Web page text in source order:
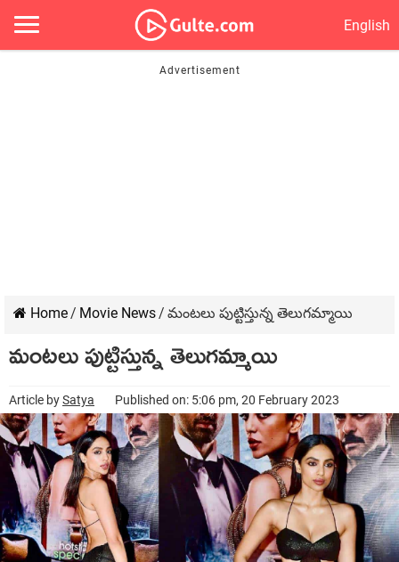
English
Home/ Movie News/ మంటలు పుట్టిస్తున్న తెలుగమ్మాయి
మంటలు పుట్టిస్తున్న తెలుగమ్మాయి
Article bySatya Published on: 5:06 pm, 20 February 2023